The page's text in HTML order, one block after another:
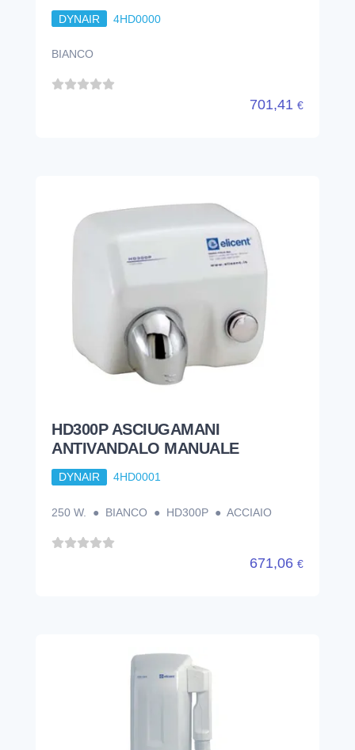
DYNAIR 4HD0000
BIANCO
701,41 €
HD300P ASCIUGAMANI
ANTIVANDALO MANUALE
DYNAIR 4HD0001
250 W. ● BIANCO ● HD300P ● ACCIAIO
671,06 €